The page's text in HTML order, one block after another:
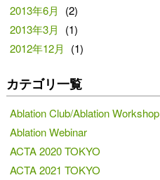
2013年6月
(2)
2013年3月
(1)
2012年12月
(1)
カテゴリ一覧
Ablation Club/Ablation Workshop
Ablation Webinar
ACTA 2020 TOKYO
ACTA 2021 TOKYO